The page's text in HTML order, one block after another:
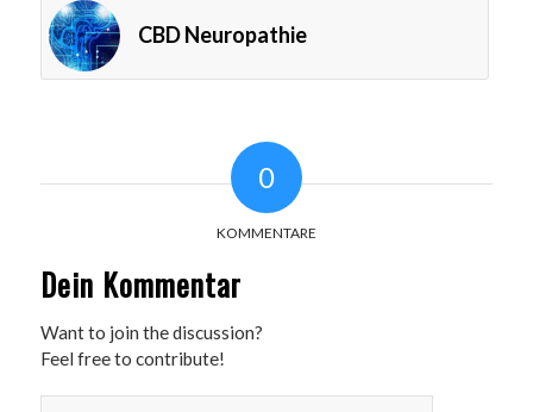
CBD Neuropathie
0
KOMMENTARE
Dein Kommentar
Want to join the discussion?
Feel free to contribute!